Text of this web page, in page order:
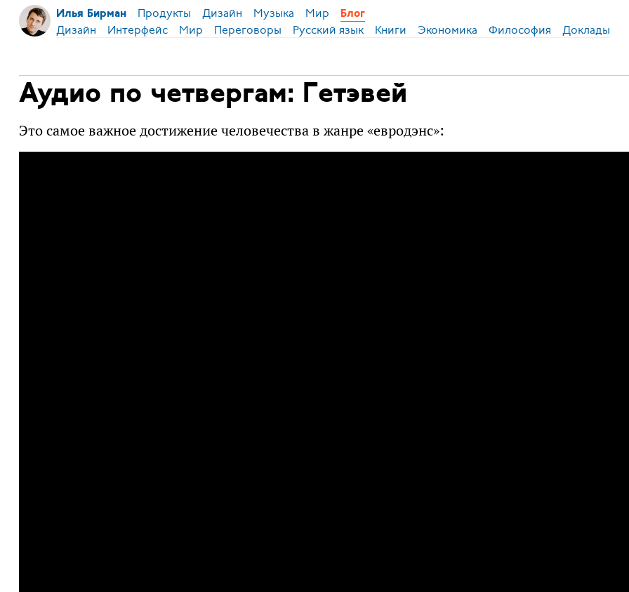
Илья Бирман Продукты Дизайн Музыка Мир Блог
Дизайн Интерфейс Мир Переговоры Русский язык Книги Экономика Философия Доклады
Аудио по четвергам: Гетэвей
Это самое важное достижение человечества в жанре «евродэнс»: